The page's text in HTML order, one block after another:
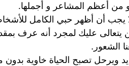
من أعظم المشاعر و أجملها.
يجب أن أظهر حبي الكامل
عليك لمجرد أنه عرف
الشعور.
ويرحل تصبح الحياة خاوية بدون